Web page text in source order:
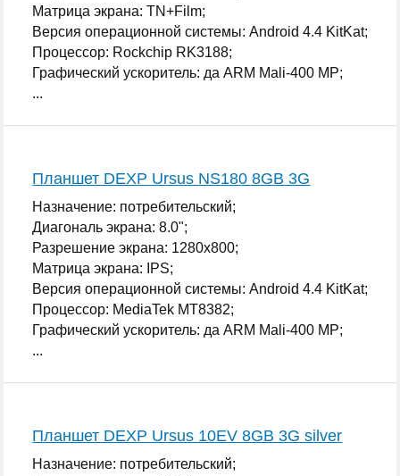
Матрица экрана: TN+Film;
Версия операционной системы: Android 4.4 KitKat;
Процессор: Rockchip RK3188;
Графический ускоритель: да ARM Mali-400 MP;
...
Планшет DEXP Ursus NS180 8GB 3G
Назначение: потребительский;
Диагональ экрана: 8.0";
Разрешение экрана: 1280x800;
Матрица экрана: IPS;
Версия операционной системы: Android 4.4 KitKat;
Процессор: MediaTek MT8382;
Графический ускоритель: да ARM Mali-400 MP;
...
Планшет DEXP Ursus 10EV 8GB 3G silver
Назначение: потребительский;